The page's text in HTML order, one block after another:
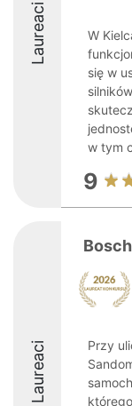
Laureaci
W
się w
w tym
9
Laureaci
Przy